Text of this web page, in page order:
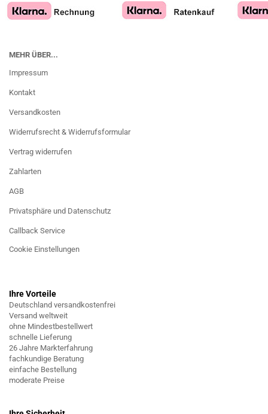
MEHR ÜBER...
Impressum
Kontakt
Versandkosten
Widerrufsrecht & Widerrufsformular
Vertrag widerrufen
Zahlarten
AGB
Privatsphäre und Datenschutz
Callback Service
Cookie Einstellungen
Ihre Vorteile
Deutschland versandkostenfrei
Versand weltweit
ohne Mindestbestellwert
schnelle Lieferung
26 Jahre Markterfahrung
fachkundige Beratung
einfache Bestellung
moderate Preise